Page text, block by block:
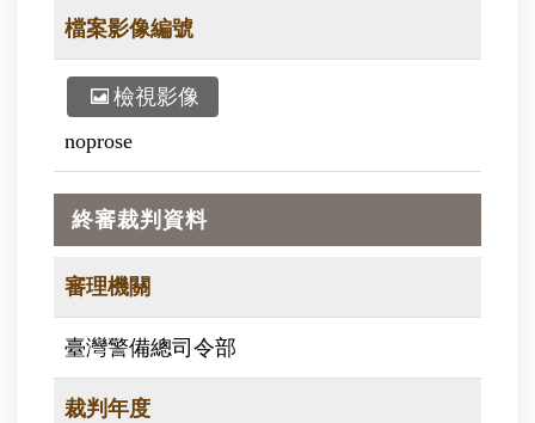
檔案影像編號
檢視影像
noprose
終審裁判資料
審理機關
臺灣警備總司令部
裁判年度